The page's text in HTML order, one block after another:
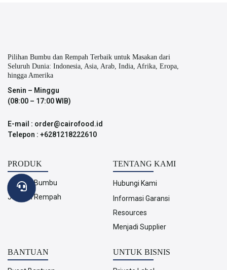
Pilihan Bumbu dan Rempah Terbaik untuk Masakan dari
Seluruh Dunia: Indonesia, Asia, Arab, India, Afrika, Eropa,
hingga Amerika
Senin – Minggu
(08:00 – 17:00 WIB)
E-mail : order@cairofood.id
Telepon : +6281218222610
PRODUK
Jelajahi Bumbu
Jelajahi Rempah
TENTANG KAMI
Hubungi Kami
Informasi Garansi
Resources
Menjadi Supplier
BANTUAN UNTUK BISNIS